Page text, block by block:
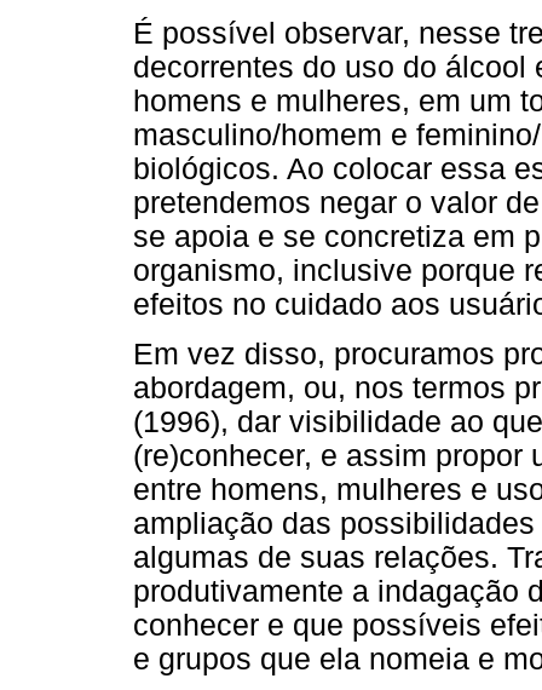
É possível observar, nesse
decorrentes do uso do
homens e mulheres, em um
masculino/homem e
biológicos. Ao colocar essa
pretendemos negar o valor
se apoia e se concretiza em
organismo, inclusive porque
efeitos no cuidado aos
Em vez disso, procuramos
abordagem, ou, nos termos
(1996), dar visibilidade ao
(re)conhecer, e assim propor
entre homens, mulheres e
ampliação das
algumas de suas relações.
produtivamente a indagação
conhecer e que possíveis
e grupos que ela nomeia e